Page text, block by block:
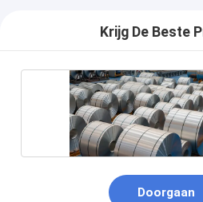
Krijg De Beste
Doorgaan